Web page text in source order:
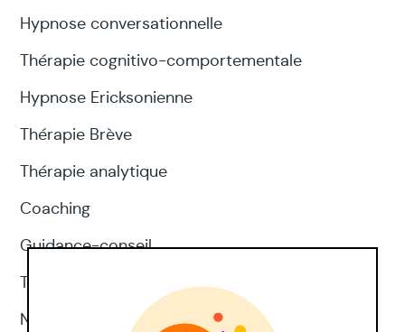
Hypnose conversationnelle
Thérapie cognitivo-comportementale
Hypnose Ericksonienne
Thérapie Brève
Thérapie analytique
Coaching
Guidance-conseil
Thérapie d'acceptation et d'engagement
Neuropsychologie